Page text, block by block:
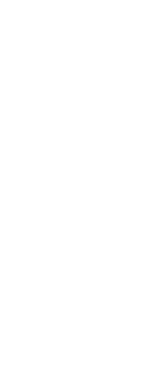
StartUp Media
00 59 94